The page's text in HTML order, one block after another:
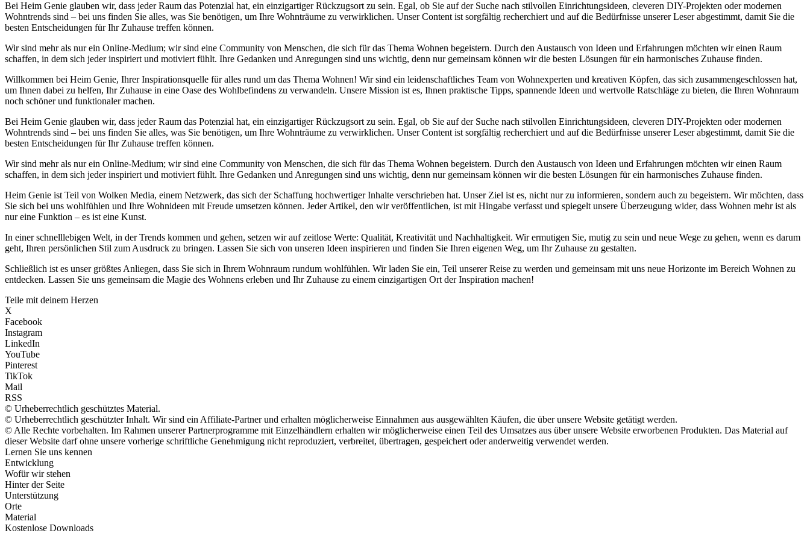
Bei Heim Genie glauben wir, dass jeder Raum das Potenzial hat, ein einzigartiger Rückzugsort zu sein. Egal, ob Sie auf der Suche nach stilvollen Einrichtungsideen, cleveren DIY-Projekten oder modernen
Wohntrends sind – bei uns finden Sie alles, was Sie benötigen, um Ihre Wohnträume zu verwirklichen. Unser Content ist sorgfältig recherchiert und auf die Bedürfnisse unserer Leser abgestimmt, damit Sie die
besten Entscheidungen für Ihr Zuhause treffen können.
Wir sind mehr als nur ein Online-Medium; wir sind eine Community von Menschen, die sich für das Thema Wohnen begeistern. Durch den Austausch von Ideen und Erfahrungen möchten wir einen Raum
schaffen, in dem sich jeder inspiriert und motiviert fühlt. Ihre Gedanken und Anregungen sind uns wichtig, denn nur gemeinsam können wir die besten Lösungen für ein harmonisches Zuhause finden.
Willkommen bei Heim Genie, Ihrer Inspirationsquelle für alles rund um das Thema Wohnen! Wir sind ein leidenschaftliches Team von Wohnexperten und kreativen Köpfen, das sich zusammengeschlossen hat,
um Ihnen dabei zu helfen, Ihr Zuhause in eine Oase des Wohlbefindens zu verwandeln. Unsere Mission ist es, Ihnen praktische Tipps, spannende Ideen und wertvolle Ratschläge zu bieten, die Ihren Wohnraum
noch schöner und funktionaler machen.
Bei Heim Genie glauben wir, dass jeder Raum das Potenzial hat, ein einzigartiger Rückzugsort zu sein. Egal, ob Sie auf der Suche nach stilvollen Einrichtungsideen, cleveren DIY-Projekten oder modernen
Wohntrends sind – bei uns finden Sie alles, was Sie benötigen, um Ihre Wohnträume zu verwirklichen. Unser Content ist sorgfältig recherchiert und auf die Bedürfnisse unserer Leser abgestimmt, damit Sie die
besten Entscheidungen für Ihr Zuhause treffen können.
Wir sind mehr als nur ein Online-Medium; wir sind eine Community von Menschen, die sich für das Thema Wohnen begeistern. Durch den Austausch von Ideen und Erfahrungen möchten wir einen Raum
schaffen, in dem sich jeder inspiriert und motiviert fühlt. Ihre Gedanken und Anregungen sind uns wichtig, denn nur gemeinsam können wir die besten Lösungen für ein harmonisches Zuhause finden.
Heim Genie ist Teil von Wolken Media, einem Netzwerk, das sich der Schaffung hochwertiger Inhalte verschrieben hat. Unser Ziel ist es, nicht nur zu informieren, sondern auch zu begeistern. Wir möchten, dass
Sie sich bei uns wohlfühlen und Ihre Wohnideen mit Freude umsetzen können. Jeder Artikel, den wir veröffentlichen, ist mit Hingabe verfasst und spiegelt unsere Überzeugung wider, dass Wohnen mehr ist als
nur eine Funktion – es ist eine Kunst.
In einer schnelllebigen Welt, in der Trends kommen und gehen, setzen wir auf zeitlose Werte: Qualität, Kreativität und Nachhaltigkeit. Wir ermutigen Sie, mutig zu sein und neue Wege zu gehen, wenn es darum
geht, Ihren persönlichen Stil zum Ausdruck zu bringen. Lassen Sie sich von unseren Ideen inspirieren und finden Sie Ihren eigenen Weg, um Ihr Zuhause zu gestalten.
Schließlich ist es unser größtes Anliegen, dass Sie sich in Ihrem Wohnraum rundum wohlfühlen. Wir laden Sie ein, Teil unserer Reise zu werden und gemeinsam mit uns neue Horizonte im Bereich Wohnen zu
entdecken. Lassen Sie uns gemeinsam die Magie des Wohnens erleben und Ihr Zuhause zu einem einzigartigen Ort der Inspiration machen!
Teile mit deinem Herzen
X
Facebook
Instagram
LinkedIn
YouTube
Pinterest
TikTok
Mail
RSS
© Urheberrechtlich geschütztes Material.
© Urheberrechtlich geschützter Inhalt. Wir sind ein Affiliate-Partner und erhalten möglicherweise Einnahmen aus ausgewählten Käufen, die über unsere Website getätigt werden.
© Alle Rechte vorbehalten. Im Rahmen unserer Partnerprogramme mit Einzelhändlern erhalten wir möglicherweise einen Teil des Umsatzes aus über unsere Website erworbenen Produkten. Das Material auf
dieser Website darf ohne unsere vorherige schriftliche Genehmigung nicht reproduziert, verbreitet, übertragen, gespeichert oder anderweitig verwendet werden.
Lernen Sie uns kennen
Entwicklung
Wofür wir stehen
Hinter der Seite
Unterstützung
Orte
Material
Kostenlose Downloads